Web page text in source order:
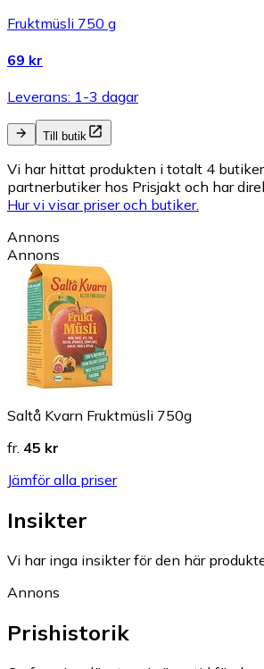
Fruktmüsli 750 g
69 kr
Leverans: 1-3 dagar
Till butik
Vi har hittat produkten i totalt 4
partnerbutiker hos Prisjakt och har
Hur vi visar priser och butiker.
Annons
Annons
Saltå Kvarn Fruktmüsli 750g
fr. 45 kr
Jämför alla priser
Insikter
Vi har inga insikter för den här
Annons
Prishistorik